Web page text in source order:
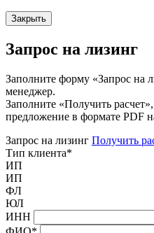
Закрыть
Запрос на лизинг
Заполните форму «Запрос на
менеджер.
Заполните «Получить
предложение в формате PDF
Запрос на лизинг Получить
Тип клиента*
ИП
ИП
ФЛ
ЮЛ
ИНН